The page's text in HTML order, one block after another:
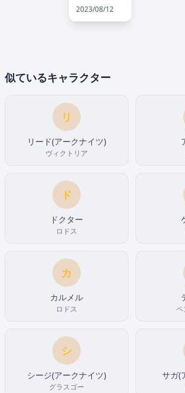
2023/08/12
似ているキャラクター
リ
リード(アークナイツ)
ヴィクトリア
ド
ドクター
ロドス
カ
カルメル
ロドス ペ
シ
シージ(アークナイツ)
グラスゴー
サガ(